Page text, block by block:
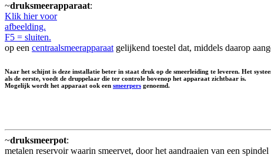
~druksmeerapparaat:
Klik hier voor
afbeelding.
F5 = sluiten.
op een centraalsmeerapparaat gelijkend toestel dat, middels daarop
Naar het schijnt is deze installatie beter in staat druk op de smeerleiding te leveren. Het
als de eerste, voedt de druppelaar die ter controle bovenop het apparaat zichtbaar is.
Mogelijk wordt het apparaat ook een smeerpers genoemd.
~druksmeerpot:
metalen reservoir waarin smeervet, door het aandraaien van een